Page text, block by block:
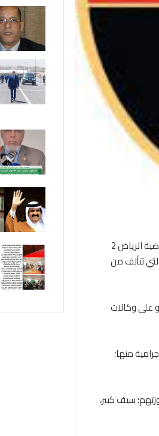
أعلنت الشرطة الوطنية، اليوم، أن فرق البحث التابعة لمصالح الشرطة الوطنية، تمكنت أمس، الخميس، بمفوضية الرياض 2
تتألف من
على وكالات
منها؛
سيف كبير،